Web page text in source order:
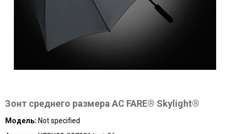
Зонт среднего размера AC FARE® Skylight®
Модель: Not specified